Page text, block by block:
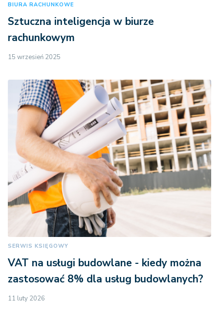
BIURA RACHUNKOWE
Sztuczna inteligencja w biurze
rachunkowym
15 wrzesień 2025
SERWIS KSIĘGOWY
VAT na usługi budowlane - kiedy można
zastosować 8% dla usług budowlanych?
11 luty 2026